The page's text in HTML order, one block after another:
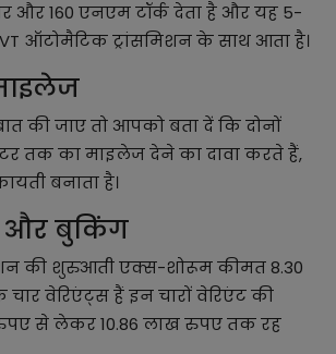
और 160 एनएम टॉर्क देता है और यह 5-
ऑटोमैटिक ट्रांसमिशन के साथ आता है।
की जाए तो आपको बता दें कि दोनों
तक का माइलेज देने का दावा करते हैं,
बनाता है।
बुकिंग
की शुरुआती एक्स-शोरूम कीमत 8.30
वेरिएंट्स हैं इन चारों वेरिएंट की
से लेकर 10.86 लाख रुपए तक रह